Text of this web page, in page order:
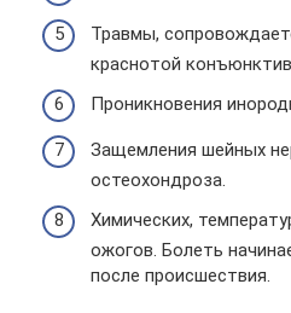
Травмы,
краснотой
Проникновения
Защемления шейных
остеохондроза.
Химических,
ожогов. Болеть
после происшествия.